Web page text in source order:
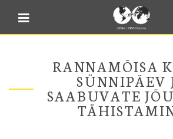
Blogi
E-pood
Kontakt
Minu BPW
In English
RANNAMÕISA
SÜNNIPÄEV
SAABUVATE